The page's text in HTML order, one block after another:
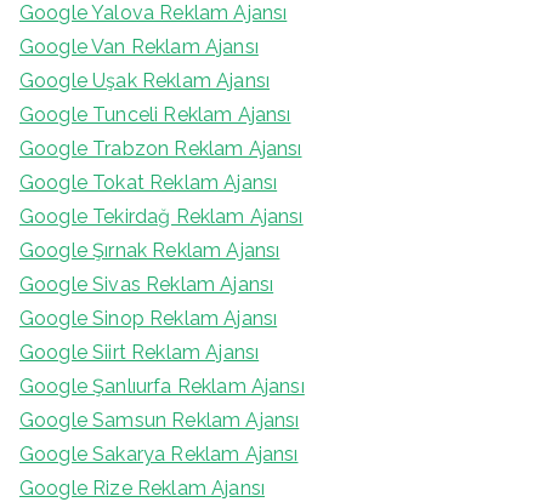
Google Yalova Reklam Ajansı
Google Van Reklam Ajansı
Google Uşak Reklam Ajansı
Google Tunceli Reklam Ajansı
Google Trabzon Reklam Ajansı
Google Tokat Reklam Ajansı
Google Tekirdağ Reklam Ajansı
Google Şırnak Reklam Ajansı
Google Sivas Reklam Ajansı
Google Sinop Reklam Ajansı
Google Siirt Reklam Ajansı
Google Şanlıurfa Reklam Ajansı
Google Samsun Reklam Ajansı
Google Sakarya Reklam Ajansı
Google Rize Reklam Ajansı